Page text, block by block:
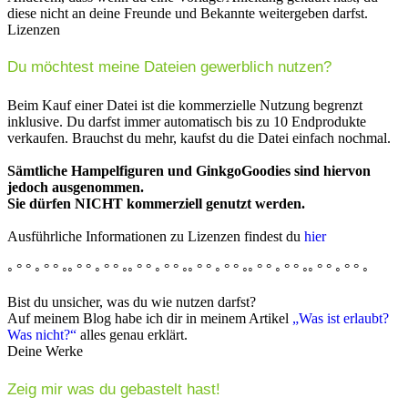
diese nicht an deine Freunde und Bekannte weitergeben darfst.
Lizenzen
Du möchtest meine Dateien gewerblich nutzen?
Beim Kauf einer Datei ist die kommerzielle Nutzung begrenzt
inklusive. Du darfst immer automatisch bis zu 10 Endprodukte
verkaufen. Brauchst du mehr, kaufst du die Datei einfach nochmal.
Sämtliche Hampelfiguren und GinkgoGoodies sind hiervon
jedoch ausgenommen.
Sie dürfen NICHT kommerziell genutzt werden.
Ausführliche Informationen zu Lizenzen findest du hier
◦ ° ° ◦ ° ° ◦◦ ° ° ◦ ° ° ◦◦ ° ° ◦ ° ° ◦◦ ° ° ◦ ° ° ◦◦ ° ° ◦ ° ° ◦◦ ° ° ◦ ° ° ◦
Bist du unsicher, was du wie nutzen darfst?
Auf meinem Blog habe ich dir in meinem Artikel „Was ist erlaubt?
Was nicht?“ alles genau erklärt.
Deine Werke
Zeig mir was du gebastelt hast!